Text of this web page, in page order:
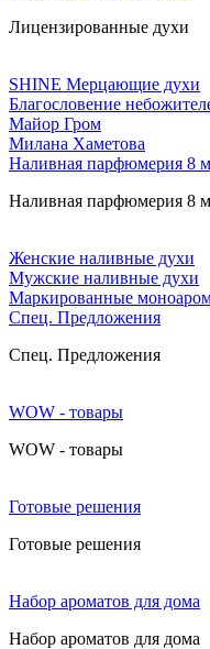
Лицензированные духи
SHINE Мерцающие духи
Благословение
Майор Гром
Милана Хаметова
Наливная парфюмерия 8
Наливная парфюмерия 8
Женские наливные духи
Мужские наливные духи
Маркированные
Cпец. Предложения
Cпец. Предложения
WOW - товары
WOW - товары
Готовые решения
Готовые решения
Набор ароматов для дома
Набор ароматов для дома